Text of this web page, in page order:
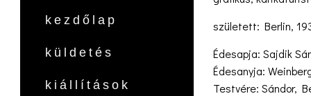
kezdőlap
küldetés
kiállítások
született: Berlin,
Édesapja: Sajdik
Édesanyja:
Testvére: Sándor,